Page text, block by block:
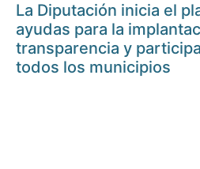
La Diputación inicia el
ayudas para la
transparencia y
todos los municipios